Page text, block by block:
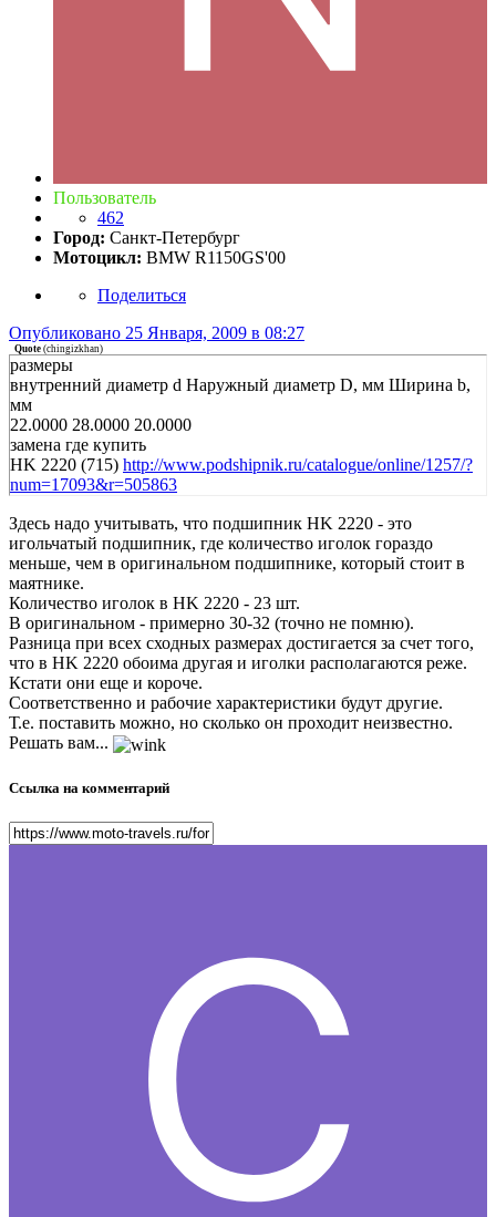
Пользователь
462
Город: Санкт-Петербург
Мотоцикл: BMW R1150GS'00
Поделиться
Опубликовано 25 Января, 2009 в 08:27
Quote (chingizkhan)
размеры
внутренний диаметр d Наружный диаметр D, мм Ширина b,
мм
22.0000 28.0000 20.0000
замена где купить
HK 2220 (715) http://www.podshipnik.ru/catalogue/online/1257/?
num=17093&r=505863
Здесь надо учитывать, что подшипник HK 2220 - это
игольчатый подшипник, где количество иголок гораздо
меньше, чем в оригинальном подшипнике, который стоит в
маятнике.
Количество иголок в HK 2220 - 23 шт.
В оригинальном - примерно 30-32 (точно не помню).
Разница при всех сходных размерах достигается за счет того,
что в HK 2220 обоима другая и иголки располагаются реже.
Кстати они еще и короче.
Соответственно и рабочие характеристики будут другие.
Т.е. поставить можно, но сколько он проходит неизвестно.
Решать вам...
Ссылка на комментарий